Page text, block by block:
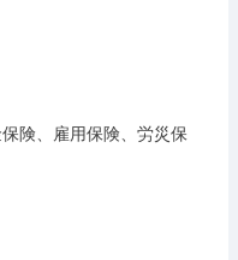
険、雇用保険、労災保